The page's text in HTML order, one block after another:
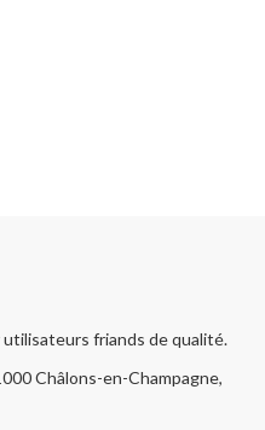
friands de qualité.
Châlons-en-Champagne,